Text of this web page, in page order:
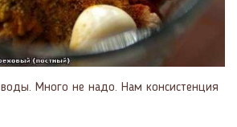
Много не надо. Нам консистенция